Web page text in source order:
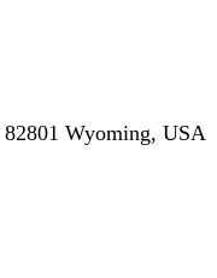
Wyoming, USA